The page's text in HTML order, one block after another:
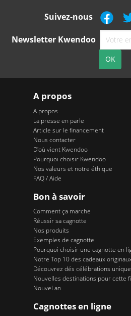
Suivez-nous
Newsletter Kwendoo
A propos
A propos
La presse en parle
Article sur le financement
Nous contacter
D'où vient Kwendoo
Pourquoi choisir Kwendoo
Nos valeurs et notre éthique
FAQ / Aide
Bon à savoir
Comment ça marche
Réussir sa cagnotte
Nos produits
Exemples de cagnotte
Pourquoi choisir une cagnotte en
Notre Top 10 des cadeaux
Découvrez dés célébrations
Nouvelles destinations pour cette
Nouvel an
Cagnottes en ligne